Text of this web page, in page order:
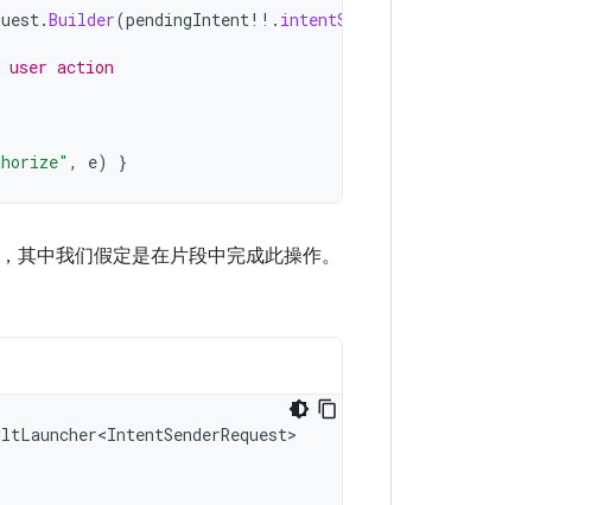
.Builder(pendingIntent!! . intentSender
user action
, e) }
其中我们假定是在片段中完成此操作。